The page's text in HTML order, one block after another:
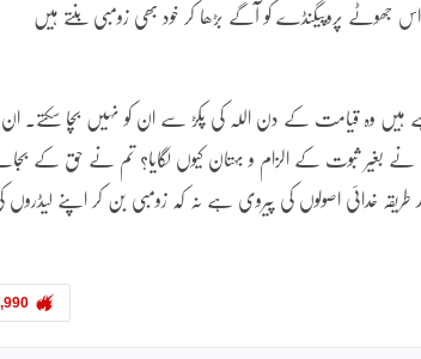
جھوٹے پروپیگنڈے کو آگے بڑھا کر خود بھی زومبی بنتے ہیں
ہیں وہ قیامت کے دن اللہ کی پکڑ سے ان کو نہیں بچا سکتے۔ ان
نے بغیر ثبوت کے الزام و بہتان کیوں لگایا؟ تم نے حق کے
خدائی اصولوں کی پیروی ہے نہ کہ زومبی بن کر اپنے لیڈروں